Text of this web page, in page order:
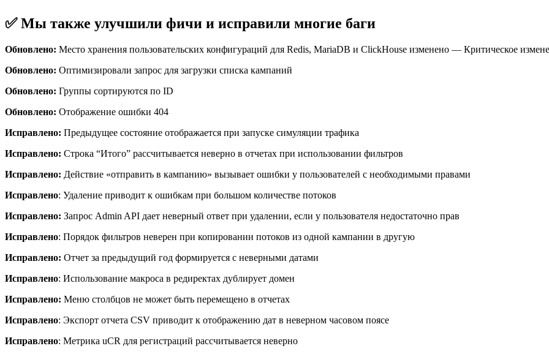
✅ Мы также улучшили фичи и исправили многие баги
Обновлено: Место хранения пользовательских конфигураций для Redis, MariaDB и ClickHouse изменено — Критическое
Обновлено: Оптимизировали запрос для загрузки списка кампаний
Обновлено: Группы сортируются по ID
Обновлено: Отображение ошибки 404
Исправлено: Предыдущее состояние отображается при запуске симуляции трафика
Исправлено: Строка “Итого” рассчитывается неверно в отчетах при использовании фильтров
Исправлено: Действие «отправить в кампанию» вызывает ошибки у пользователей с необходимыми правами
Исправлено: Удаление приводит к ошибкам при большом количестве потоков
Исправлено: Запрос Admin API дает неверный ответ при удалении, если у пользователя недостаточно прав
Исправлено: Порядок фильтров неверен при копировании потоков из одной кампании в другую
Исправлено: Отчет за предыдущий год формируется с неверными датами
Исправлено: Использование макроса в редиректах дублирует домен
Исправлено: Меню столбцов не может быть перемещено в отчетах
Исправлено: Экспорт отчета CSV приводит к отображению дат в неверном часовом поясе
Исправлено: Метрика uCR для регистраций рассчитывается неверно